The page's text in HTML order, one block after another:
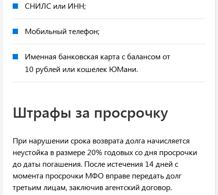
СНИЛС или ИНН;
Мобильный телефон;
Именная банковская карта с балансом от
10 рублей или кошелек ЮМани.
Штрафы за просрочку
При нарушении срока возврата долга начисляется
неустойка в размере 20% годовых со дня просрочки
до даты погашения. После истечения 14 дней с
момента просрочки МФО вправе передать долг
третьим лицам, заключив агентский договор.